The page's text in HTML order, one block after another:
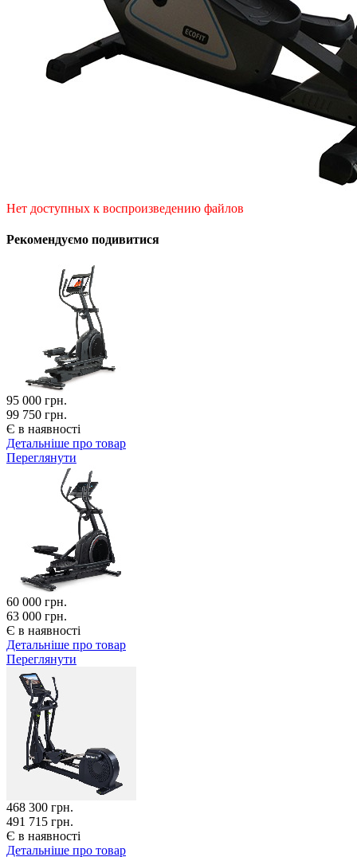
Нет доступных к воспроизведению файлов
Рекомендуємо подивитися
95 000 грн.
99 750 грн.
Є в наявності
Детальніше про товар
Переглянути
60 000 грн.
63 000 грн.
Є в наявності
Детальніше про товар
Переглянути
468 300 грн.
491 715 грн.
Є в наявності
Детальніше про товар